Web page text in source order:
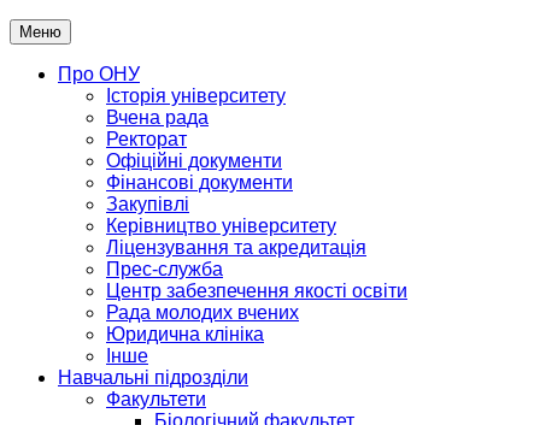
Меню
Про ОНУ
Історія університету
Вчена рада
Ректорат
Офіційні документи
Фінансові документи
Закупівлі
Керівництво університету
Ліцензування та акредитація
Прес-служба
Центр забезпечення якості освіти
Рада молодих вчених
Юридична клініка
Інше
Навчальні підрозділи
Факультети
Біологічний факультет